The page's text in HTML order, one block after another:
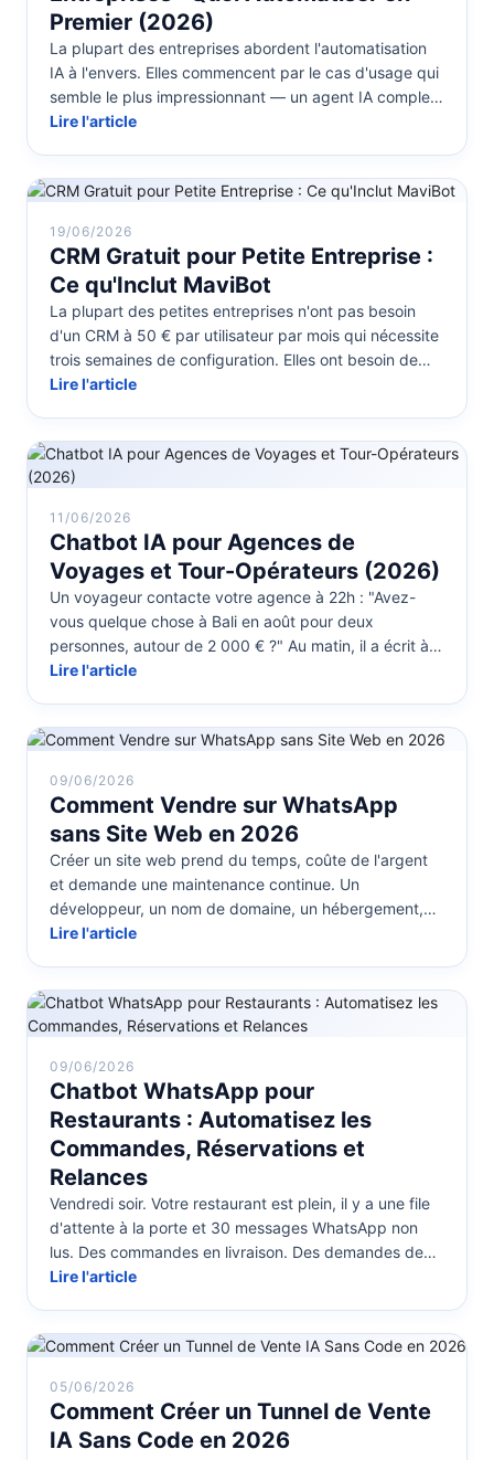
Premier (2026)
La plupart des entreprises abordent l'automatisation
IA à l'envers. Elles commencent par le cas d'usage qui
semble le plus impressionnant — un agent IA complet,
un flux de trava...
Lire l'article
19/06/2026
CRM Gratuit pour Petite Entreprise :
Ce qu'Inclut MaviBot
La plupart des petites entreprises n'ont pas besoin
d'un CRM à 50 € par utilisateur par mois qui nécessite
trois semaines de configuration. Elles ont besoin de
quelque chose qui...
Lire l'article
11/06/2026
Chatbot IA pour Agences de
Voyages et Tour-Opérateurs (2026)
Un voyageur contacte votre agence à 22h : "Avez-
vous quelque chose à Bali en août pour deux
personnes, autour de 2 000 € ?" Au matin, il a écrit à
trois autres agences. Celle qu...
Lire l'article
09/06/2026
Comment Vendre sur WhatsApp
sans Site Web en 2026
Créer un site web prend du temps, coûte de l'argent
et demande une maintenance continue. Un
développeur, un nom de domaine, un hébergement,
une stratégie SEO — et tout ça avant ...
Lire l'article
09/06/2026
Chatbot WhatsApp pour
Restaurants : Automatisez les
Commandes, Réservations et
Relances
Vendredi soir. Votre restaurant est plein, il y a une file
d'attente à la porte et 30 messages WhatsApp non
lus. Des commandes en livraison. Des demandes de
réservation. « La cu...
Lire l'article
05/06/2026
Comment Créer un Tunnel de Vente
IA Sans Code en 2026